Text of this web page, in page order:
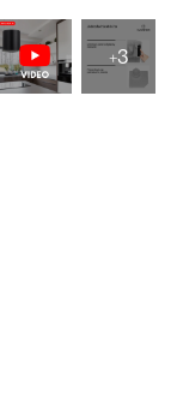
+3